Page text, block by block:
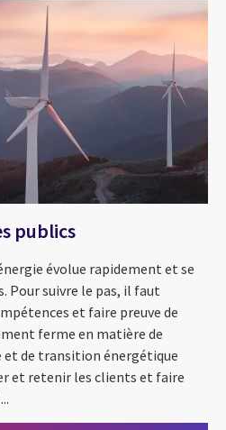
publics
évolue rapidement et se
Pour suivre le pas, il faut
et faire preuve de
ferme en matière de
de transition énergétique
et retenir les clients et faire